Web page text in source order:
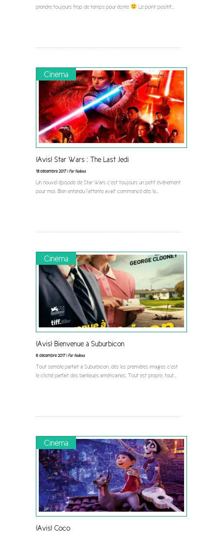
prendre toujours trop de temps pour écrire
Le point positif...
Cinéma
[Avis] Star Wars : The Last Jedi
18 décembre 2017 |Par Nalexa
Un nouvel épisode de Star Wars c’est toujours un petit événement
pour moi. Bien entendu l’attente avait commencé dès le...
Cinéma
[Avis] Bienvenue à Suburbicon
6 décembre 2017 |Par Nalexa
Tout semble parfait à Suburbicon, dès les premières images c’est
le cliché parfait des banlieues américaines. Tout est propre, tout...
Cinéma
[Avis] Coco